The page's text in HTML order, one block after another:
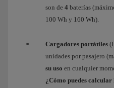
son de 4 baterías
100 Wh y 160 Wh).
Cargadores portátiles
unidades por pasajero
su uso en cualquier
¿Cómo puedes calcular